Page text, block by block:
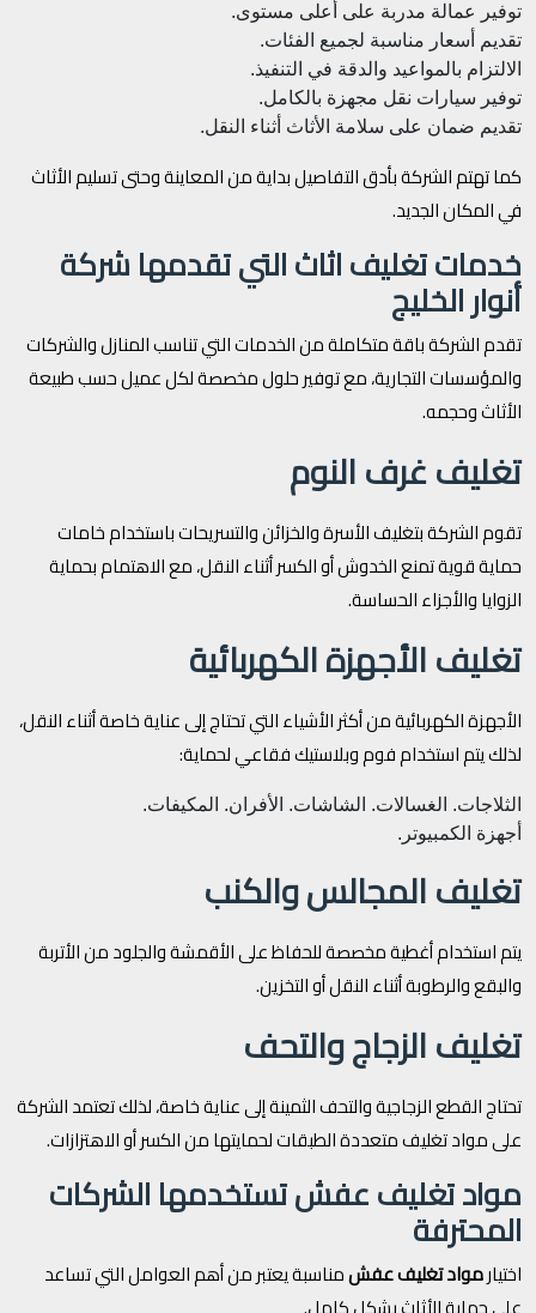
توفير عمالة مدربة على أعلى مستوى.
تقديم أسعار مناسبة لجميع الفئات.
الالتزام بالمواعيد والدقة في التنفيذ.
توفير سيارات نقل مجهزة بالكامل.
تقديم ضمان على سلامة الأثاث أثناء النقل.
كما تهتم الشركة بأدق التفاصيل بداية من المعاينة وحتى تسليم الأثاث
في المكان الجديد.
خدمات تغليف اثاث التي تقدمها شركة
أنوار الخليج
تقدم الشركة باقة متكاملة من الخدمات التي تناسب المنازل والشركات
والمؤسسات التجارية، مع توفير حلول مخصصة لكل عميل حسب طبيعة
الأثاث وحجمه.
تغليف غرف النوم
تقوم الشركة بتغليف الأسرة والخزائن والتسريحات باستخدام خامات
حماية قوية تمنع الخدوش أو الكسر أثناء النقل، مع الاهتمام بحماية
الزوايا والأجزاء الحساسة.
تغليف الأجهزة الكهربائية
الأجهزة الكهربائية من أكثر الأشياء التي تحتاج إلى عناية خاصة أثناء النقل،
لذلك يتم استخدام فوم وبلاستيك فقاعي لحماية:
الثلاجات. الغسالات. الشاشات. الأفران. المكيفات.
أجهزة الكمبيوتر.
تغليف المجالس والكنب
يتم استخدام أغطية مخصصة للحفاظ على الأقمشة والجلود من الأتربة
والبقع والرطوبة أثناء النقل أو التخزين.
تغليف الزجاج والتحف
تحتاج القطع الزجاجية والتحف الثمينة إلى عناية خاصة، لذلك تعتمد الشركة
على مواد تغليف متعددة الطبقات لحمايتها من الكسر أو الاهتزازات.
مواد تغليف عفش تستخدمها الشركات
المحترفة
اختيارمواد تغليف عفشمناسبة يعتبر من أهم العوامل التي تساعد